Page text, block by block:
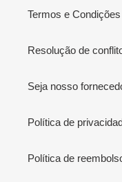
Termos e Condições
Resolução de
Seja nosso
Política de
Política de